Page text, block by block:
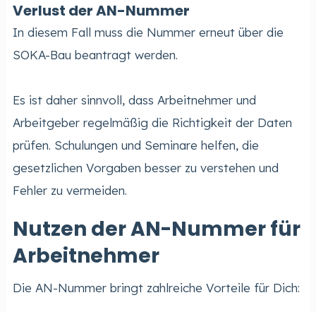
Verlust der AN-Nummer
In diesem Fall muss die Nummer erneut über die
SOKA-Bau beantragt werden.
Es ist daher sinnvoll, dass Arbeitnehmer und
Arbeitgeber regelmäßig die Richtigkeit der Daten
prüfen. Schulungen und Seminare helfen, die
gesetzlichen Vorgaben besser zu verstehen und
Fehler zu vermeiden.
Nutzen der AN-Nummer für
Arbeitnehmer
Die AN-Nummer bringt zahlreiche Vorteile für Dich: